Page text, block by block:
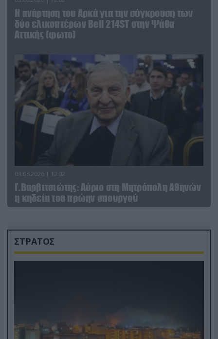
Η ανάρτηση του Αρκά για την σύγκρουση των
δύο ελικοπτέρων Bell 214ST στην Ψάθα
Αττικής (φωτο)
03.08.2026 | 12:02
Γ.Βαρβιτσιώτης: Aύριο στη Μητρόπολη Αθηνών
η κηδεία του πρώην υπουργού
ΣΤΡΑΤΟΣ